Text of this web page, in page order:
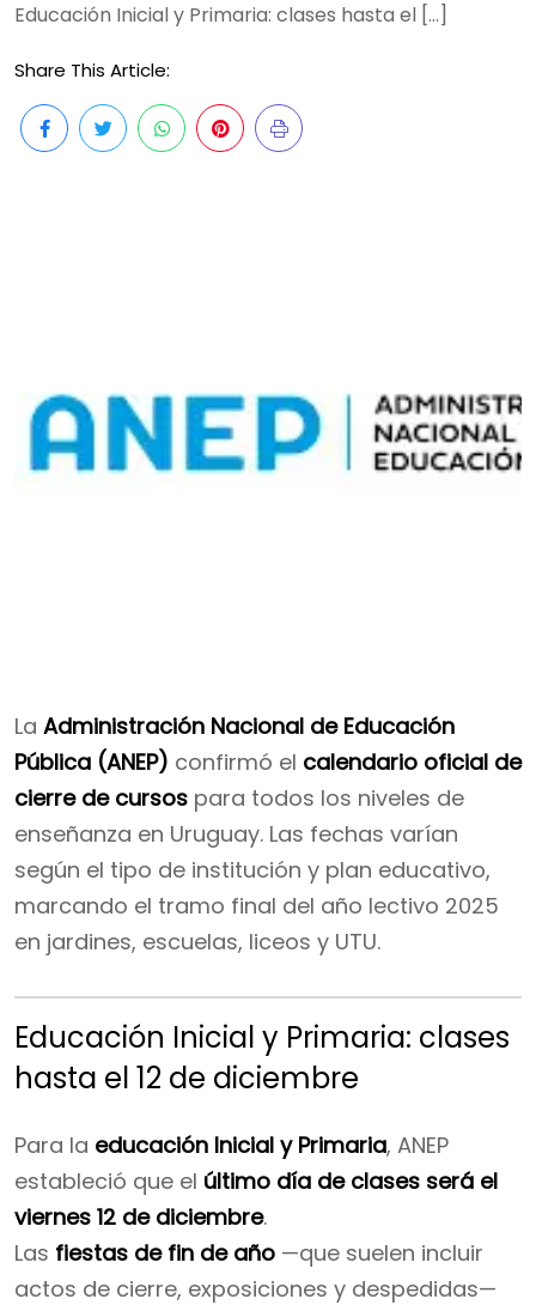
Educación Inicial y Primaria: clases hasta el […]
Share This Article:
La Administración Nacional de Educación
Pública (ANEP) confirmó el calendario oficial de
cierre de cursos para todos los niveles de
enseñanza en Uruguay. Las fechas varían
según el tipo de institución y plan educativo,
marcando el tramo final del año lectivo 2025
en jardines, escuelas, liceos y UTU.
Educación Inicial y Primaria: clases
hasta el 12 de diciembre
Para la educación Inicial y Primaria, ANEP
estableció que el último día de clases será el
viernes 12 de diciembre.
Las fiestas de fin de año —que suelen incluir
actos de cierre, exposiciones y despedidas—